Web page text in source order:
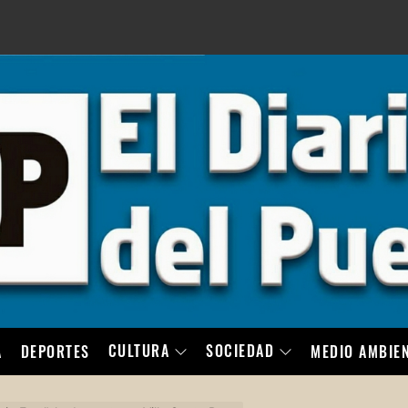
DEPORTES CULTURA SOCIEDAD MEDIO